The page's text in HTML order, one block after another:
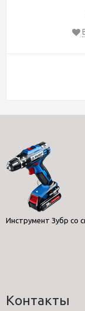
Инструмент Зубр со
Контакты